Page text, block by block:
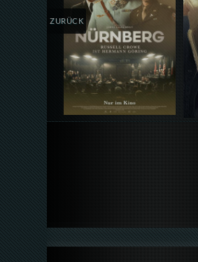
ZURÜCK